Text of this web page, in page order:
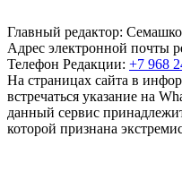
Главный редактор:
Адрес электронной почты
Телефон Редакции: +7 968
На страницах сайта в
встречаться указание на
данный сервис
которой признана